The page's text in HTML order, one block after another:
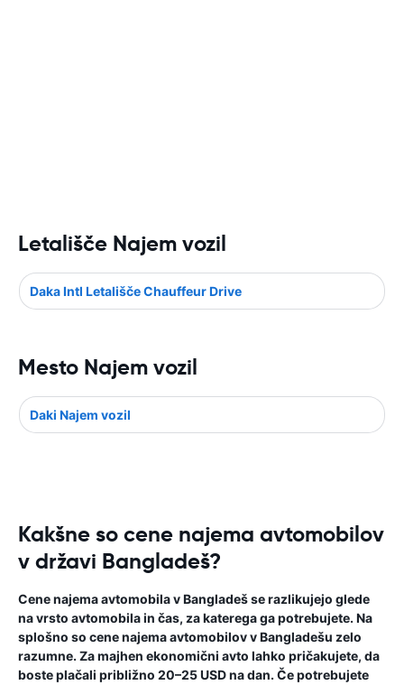
Letališče Najem vozil
Daka Intl Letališče Chauffeur Drive
Mesto Najem vozil
Daki Najem vozil
Kakšne so cene najema avtomobilov
v državi Bangladeš?
Cene najema avtomobila v Bangladeš se razlikujejo glede
na vrsto avtomobila in čas, za katerega ga potrebujete. Na
splošno so cene najema avtomobilov v Bangladešu zelo
razumne. Za majhen ekonomični avto lahko pričakujete, da
boste plačali približno 20–25 USD na dan. Če potrebujete